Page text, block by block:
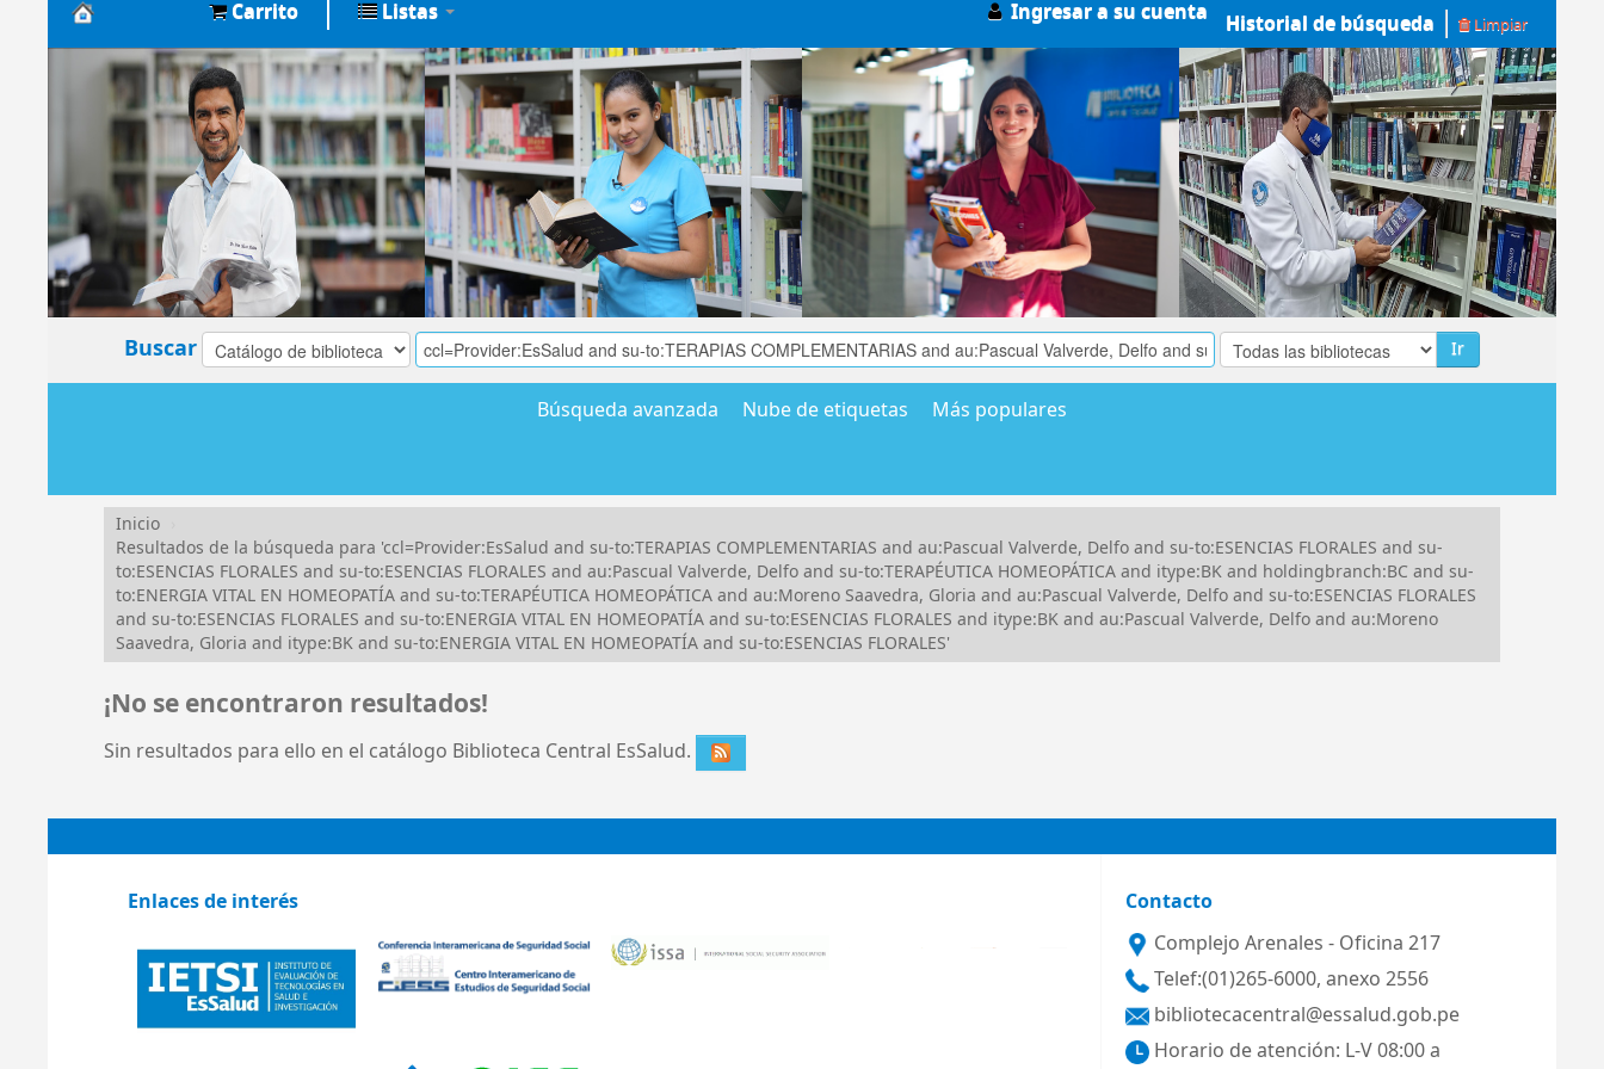
Biblioteca
Central
EsSalud
Carrito Listas Ingresar a su cuenta Historial de búsqueda Limpiar
Buscar Ir
Búsqueda avanzada Nube de etiquetas Más populares
Inicio
Resultados de la búsqueda para 'ccl=Provider:EsSalud and su-to:TERAPIAS COMPLEMENTARIAS and au:Pascual Valverde, Delfo and su-to:ESENCIAS FLORALES and su-
to:ESENCIAS FLORALES and su-to:ESENCIAS FLORALES and au:Pascual Valverde, Delfo and su-to:TERAPÉUTICA HOMEOPÁTICA and itype:BK and holdingbranch:BC and su-
to:ENERGIA VITAL EN HOMEOPATÍA and su-to:TERAPÉUTICA HOMEOPÁTICA and au:Moreno Saavedra, Gloria and au:Pascual Valverde, Delfo and su-to:ESENCIAS FLORALES
and su-to:ESENCIAS FLORALES and su-to:ENERGIA VITAL EN HOMEOPATÍA and su-to:ESENCIAS FLORALES and itype:BK and au:Pascual Valverde, Delfo and au:Moreno
Saavedra, Gloria and itype:BK and su-to:ENERGIA VITAL EN HOMEOPATÍA and su-to:ESENCIAS FLORALES'
¡No se encontraron resultados!
Sin resultados para ello en el catálogo Biblioteca Central EsSalud.
Enlaces de interés
Contacto
Complejo Arenales - Oficina 217
Telef:(01)265-6000, anexo 2556
bibliotecacentral@essalud.gob.pe
Horario de atención: L-V 08:00 a